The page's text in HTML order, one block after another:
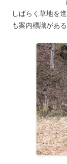
しばらく草地を
も案内標識があ